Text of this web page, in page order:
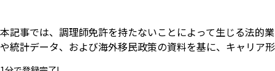
本記事では、調理師免許を持たないことによって生じる法的
や統計データ、および海外移民政策の資料を基に、キャリア